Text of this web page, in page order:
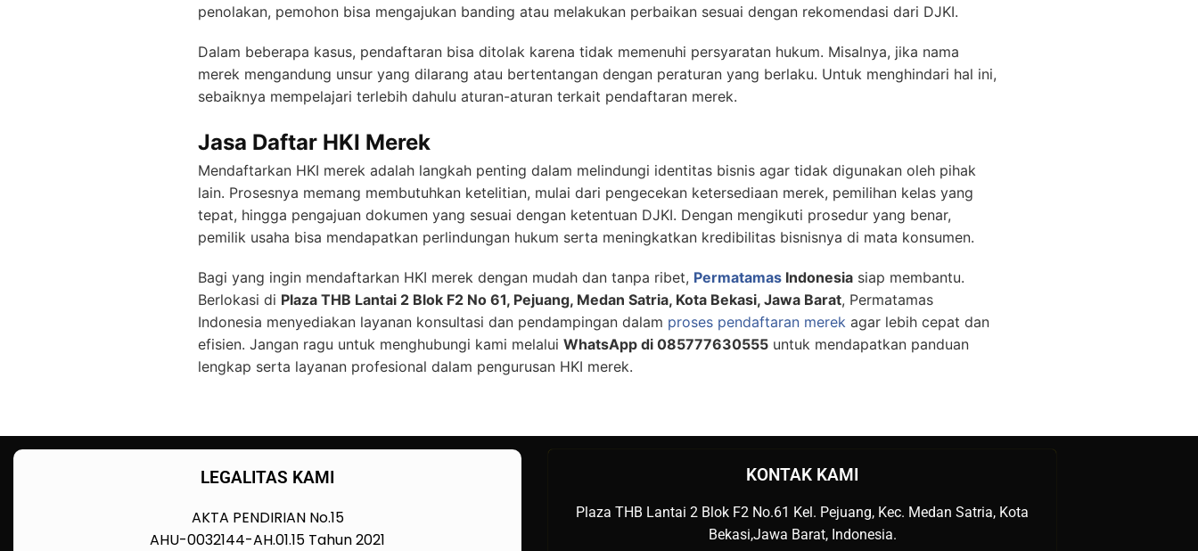
penolakan, pemohon bisa mengajukan banding atau melakukan perbaikan sesuai dengan rekomendasi dari DJKI.
Dalam beberapa kasus, pendaftaran bisa ditolak karena tidak memenuhi persyaratan hukum. Misalnya, jika nama
merek mengandung unsur yang dilarang atau bertentangan dengan peraturan yang berlaku. Untuk menghindari hal ini,
sebaiknya mempelajari terlebih dahulu aturan-aturan terkait pendaftaran merek.
Jasa Daftar HKI Merek
Mendaftarkan HKI merek adalah langkah penting dalam melindungi identitas bisnis agar tidak digunakan oleh pihak
lain. Prosesnya memang membutuhkan ketelitian, mulai dari pengecekan ketersediaan merek, pemilihan kelas yang
tepat, hingga pengajuan dokumen yang sesuai dengan ketentuan DJKI. Dengan mengikuti prosedur yang benar,
pemilik usaha bisa mendapatkan perlindungan hukum serta meningkatkan kredibilitas bisnisnya di mata konsumen.
Bagi yang ingin mendaftarkan HKI merek dengan mudah dan tanpa ribet, Permatamas Indonesia siap membantu.
Berlokasi di Plaza THB Lantai 2 Blok F2 No 61, Pejuang, Medan Satria, Kota Bekasi, Jawa Barat, Permatamas
Indonesia menyediakan layanan konsultasi dan pendampingan dalam proses pendaftaran merek agar lebih cepat dan
efisien. Jangan ragu untuk menghubungi kami melalui WhatsApp di 085777630555 untuk mendapatkan panduan
lengkap serta layanan profesional dalam pengurusan HKI merek.
LEGALITAS KAMI
AKTA PENDIRIAN No.15
AHU-0032144-AH.01.15 Tahun 2021
KONTAK KAMI
Plaza THB Lantai 2 Blok F2 No.61 Kel. Pejuang, Kec. Medan Satria, Kota
Bekasi,Jawa Barat, Indonesia.